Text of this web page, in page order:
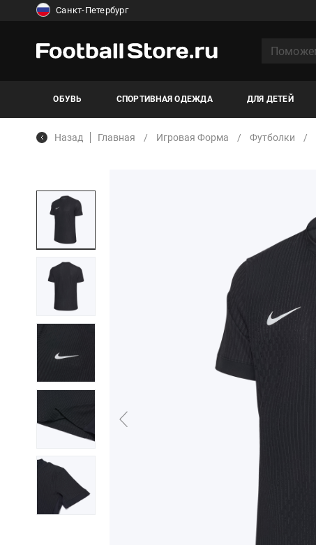
Санкт-Петербург
ОБУВЬ СПОРТИВНАЯ ОДЕЖДА ДЛЯ ДЕТЕЙ
Назад Главная Игровая Форма Футболки